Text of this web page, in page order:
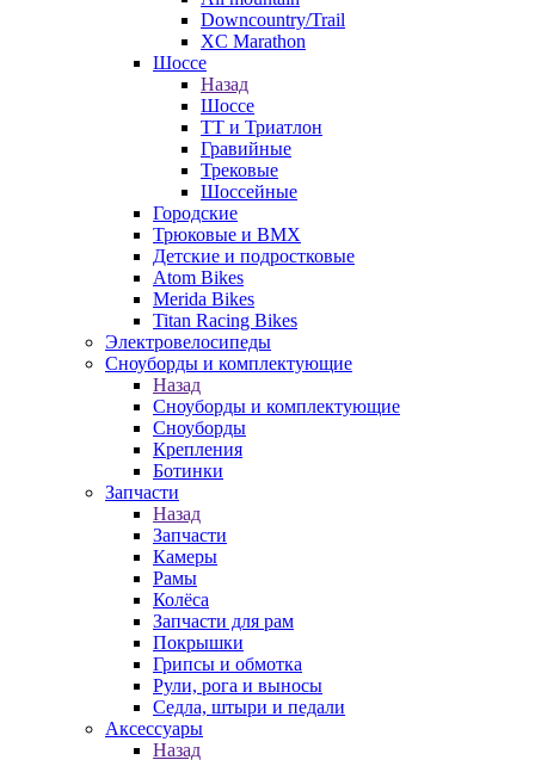
Downcountry/Trail
XC Marathon
Шоссе
Назад
Шоссе
ТТ и Триатлон
Гравийные
Трековые
Шоссейные
Городские
Трюковые и BMX
Детские и подростковые
Atom Bikes
Merida Bikes
Titan Racing Bikes
Электровелосипеды
Cноуборды и комплектующие
Назад
Cноуборды и комплектующие
Сноуборды
Крепления
Ботинки
Запчасти
Назад
Запчасти
Камеры
Рамы
Колёса
Запчасти для рам
Покрышки
Грипсы и обмотка
Рули, рога и выносы
Седла, штыри и педали
Аксессуары
Назад